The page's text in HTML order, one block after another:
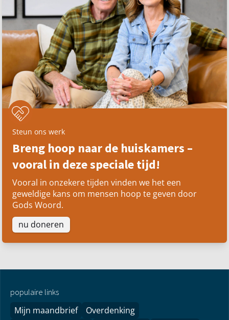
Steun ons werk
Breng hoop naar de huiskamers –
vooral in deze speciale tijd!
Vooral in onzekere tijden vinden we het een
geweldige kans om mensen hoop te geven door
Gods Woord.
nu doneren
populaire links
Mijn maandbrief
Overdenking